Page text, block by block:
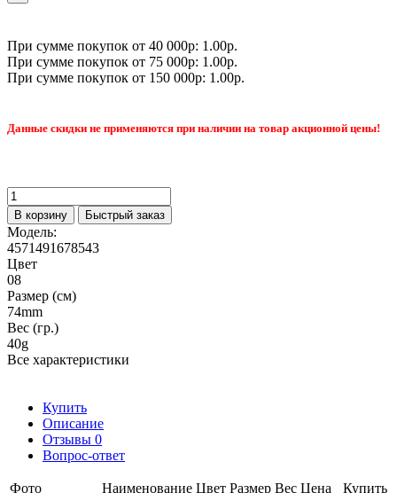
При сумме покупок от 40 000р: 1.00р.
При сумме покупок от 75 000р: 1.00р.
При сумме покупок от 150 000р: 1.00р.
Данные скидки не применяются при наличии на товар акционной цены!
В корзину Быстрый заказ
Модель:
4571491678543
Цвет
08
Размер (см)
74mm
Вес (гр.)
40g
Все характеристики
Купить
Описание
Отзывы 0
Вопрос-ответ
Фото Наименование Цвет Размер Вес Цена Купить